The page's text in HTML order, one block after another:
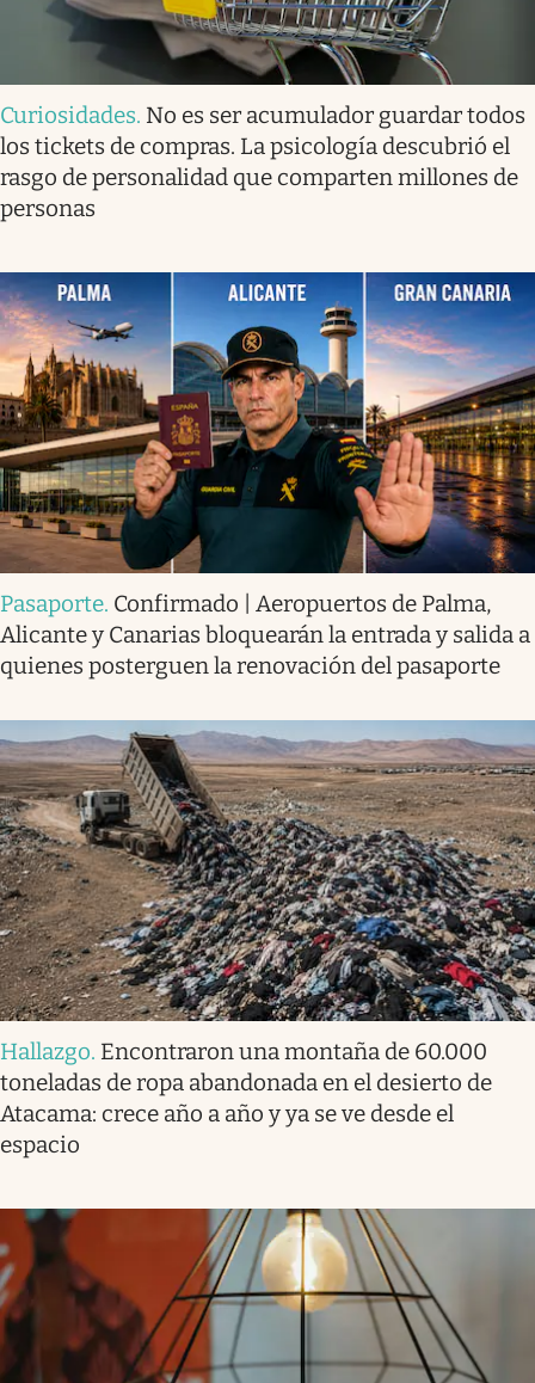
Curiosidades. No es ser acumulador guardar todos
los tickets de compras. La psicología descubrió el
rasgo de personalidad que comparten millones de
personas
Pasaporte. Confirmado | Aeropuertos de Palma,
Alicante y Canarias bloquearán la entrada y salida a
quienes posterguen la renovación del pasaporte
Hallazgo. Encontraron una montaña de 60.000
toneladas de ropa abandonada en el desierto de
Atacama: crece año a año y ya se ve desde el
espacio